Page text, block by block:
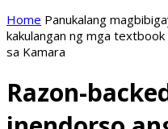
Home Panukalang
kakulangan ng mga
sa Kamara
Razon-